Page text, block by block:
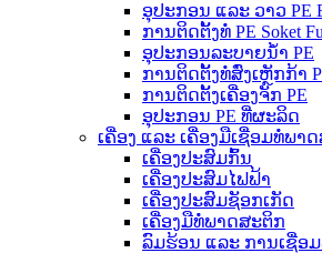
ອຸປະກອນ ແລະ ວາວ PE
ການຕິດຕັ້ງທໍ່ PE Soket
ອຸປະກອນລະບາຍນ້ຳ PE
ການຕິດຕັ້ງທໍ່ສົ່ງເຫຼັກກ້າ
ການຕິດຕັ້ງເຄື່ອງຈັກ PE
ອຸປະກອນ PE ທີ່ຜະລິດ
ເຄື່ອງ ແລະ ເຄື່ອງມືເຊື່ອມທໍ່ພາ
ເຄື່ອງປະສົມກົ້ນ
ເຄື່ອງປະສົມໄຟຟ້າ
ເຄື່ອງປະສົມຊັອກເກັດ
ເຄື່ອງມືທໍ່ພາດສະຕິກ
ລົມຮ້ອນ ແລະ ການເຊື່ອ